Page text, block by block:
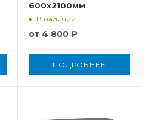
600x2100мм
В наличии
от 4 800 ₽
ПОДРОБНЕЕ